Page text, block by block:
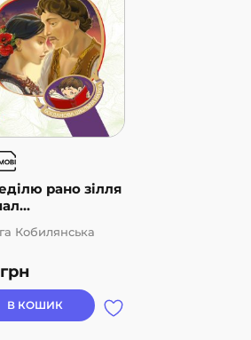
рано зілля
грн
Кобилянська
В КОШИК